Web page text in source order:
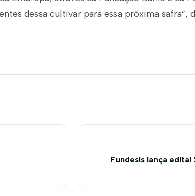
dessa cultivar para essa próxima safra”,
Fundesis lança edital